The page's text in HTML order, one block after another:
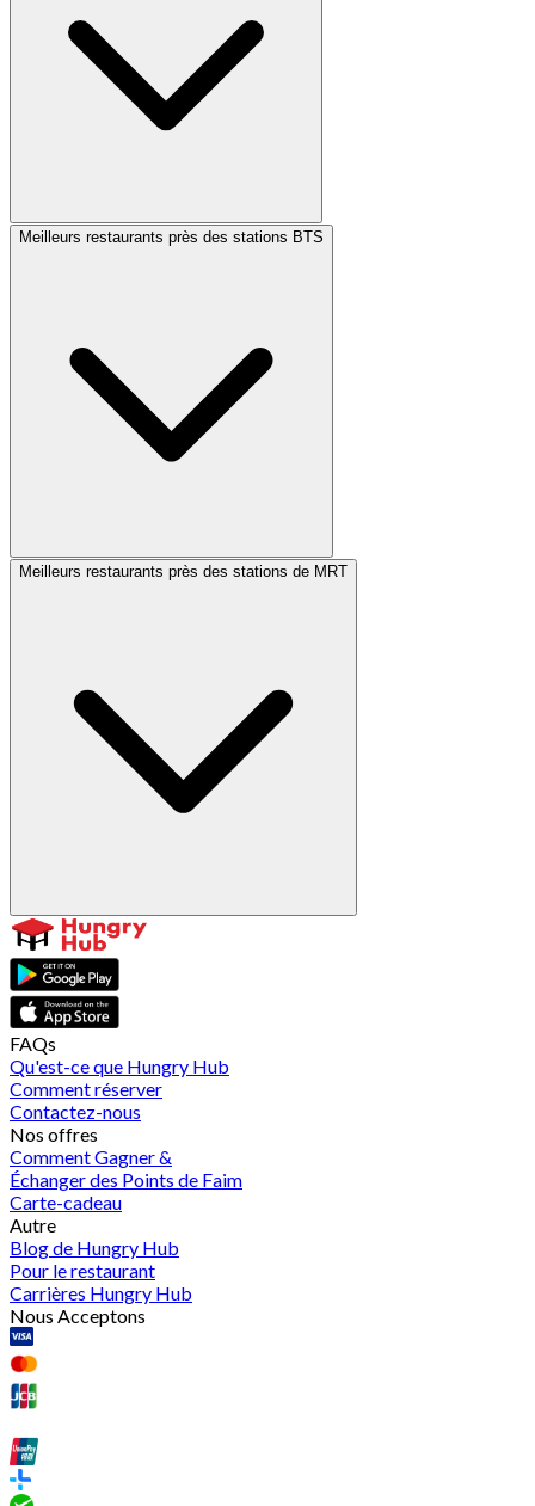
Meilleurs restaurants près des stations BTS
Meilleurs restaurants près des stations de MRT
FAQs
Qu'est-ce que Hungry Hub
Comment réserver
Contactez-nous
Nos offres
Comment Gagner &
Échanger des Points de Faim
Carte-cadeau
Autre
Blog de Hungry Hub
Pour le restaurant
Carrières Hungry Hub
Nous Acceptons